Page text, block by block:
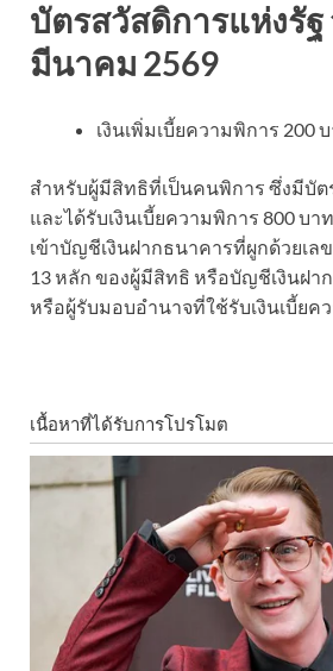
บัตรสวัสดิการแห่งรัฐ
มีนาคม 2569
เงินเพิ่มเบี้ยความพิการ 200
สำหรับผู้มีสิทธิที่เป็นคนพิการ ซึ่งมีบั
และได้รับเงินเบี้ยความพิการ 800 บา
เข้าบัญชีเงินฝากธนาคารที่ผูกด้วยเล
13 หลัก ของผู้มีสิทธิ หรือบัญชีเงินฝา
หรือผู้รับมอบอำนาจที่ใช้รับเงินเบี้ยค